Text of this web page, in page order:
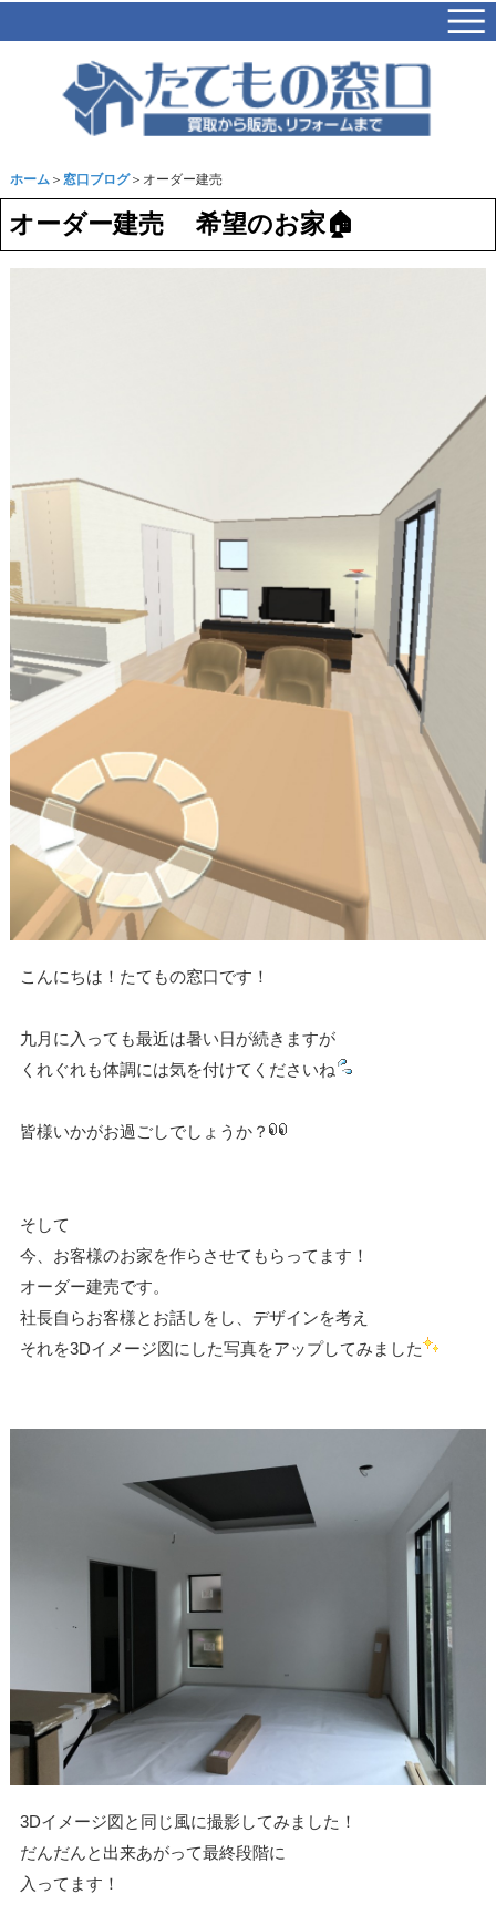
ホーム＞ 窓口ブログ＞オーダー建売
オーダー建売 希望のお家🏠
こんにちは！たてもの窓口です！
九月に入っても最近は暑い日が続きますが
くれぐれも体調には気を付けてくださいね
皆様いかがお過ごしでしょうか？
そして
今、お客様のお家を作らさせてもらってます！
オーダー建売です。
社長自らお客様とお話しをし、デザインを考え
それを3Dイメージ図にした写真をアップしてみました
3Dイメージ図と同じ風に撮影してみました！
だんだんと出来あがって最終段階に
入ってます！